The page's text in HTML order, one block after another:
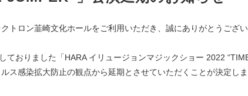
トロン韮崎文化ホールをご利用いただき、誠にありがとうござい
ておりました「HARA イリュージョンマジックショー 2022
ス感染拡大防止の観点から延期とさせていただくことが決定しま